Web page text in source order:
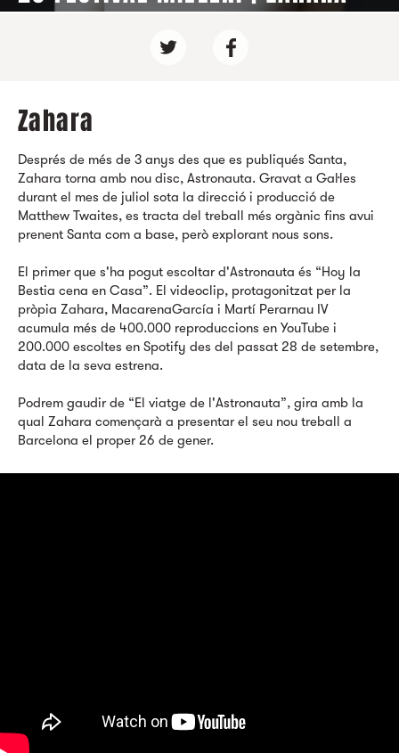
Zahara
Després de més de 3 anys des que es publiqués Santa,
Zahara torna amb nou disc, Astronauta. Gravat a Gal·les
durant el mes de juliol sota la direcció i producció de
Matthew Twaites, es tracta del treball més orgànic fins avui
prenent Santa com a base, però explorant nous sons.
El primer que s'ha pogut escoltar d'Astronauta és “Hoy la
Bestia cena en Casa”. El videoclip, protagonitzat per la
pròpia Zahara, MacarenaGarcía i Martí Perarnau IV
acumula més de 400.000 reproduccions en YouTube i
200.000 escoltes en Spotify des del passat 28 de setembre,
data de la seva estrena.
Podrem gaudir de “El viatge de l'Astronauta”, gira amb la
qual Zahara començarà a presentar el seu nou treball a
Barcelona el proper 26 de gener.